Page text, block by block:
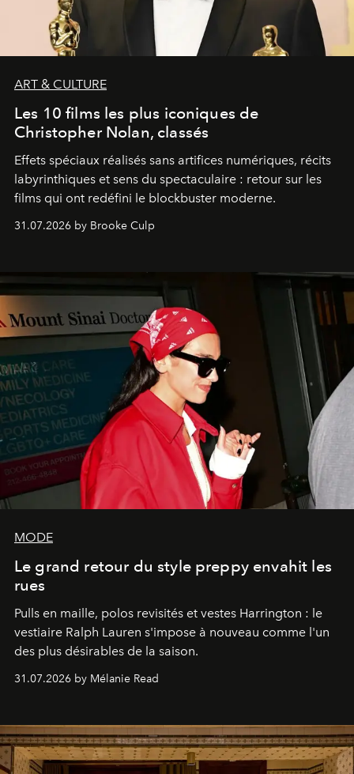
ART & CULTURE
Les 10 films les plus iconiques de
Christopher Nolan, classés
Effets spéciaux réalisés sans artifices numériques, récits
labyrinthiques et sens du spectaculaire : retour sur les
films qui ont redéfini le blockbuster moderne.
31.07.2026 by Brooke Culp
MODE
Le grand retour du style preppy envahit les
rues
Pulls en maille, polos revisités et vestes Harrington : le
vestiaire Ralph Lauren s'impose à nouveau comme l'un
des plus désirables de la saison.
31.07.2026 by Mélanie Read